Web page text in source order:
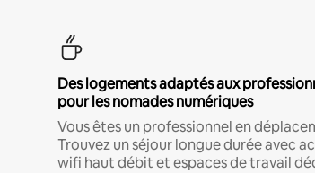
Des logements adaptés aux
pour les nomades numériques
Vous êtes un professionnel en
Trouvez un séjour longue durée avec
wifi haut débit et espaces de travail